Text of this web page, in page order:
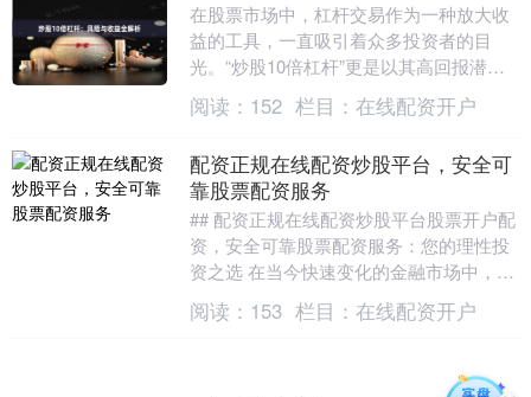
在股票市场中，杠杆交易作为一种放大收
益的工具，一直吸引着众多投资者的目
光。“炒股10倍杠杆”更是以其高回报潜力
成为热议话题。然而，高收益背后往往伴
随着高风险。本....
阅读： 152 栏目： 在线配资开户
配资正规在线配资炒股平台，安全可
靠股票配资服务
## 配资正规在线配资炒股平台股票开户配
资，安全可靠股票配资服务：您的理性投
资之选 在当今快速变化的金融市场中，股
票投资已成为许多人财富管理的重要组成
部分。随着....
阅读： 153 栏目： 在线配资开户